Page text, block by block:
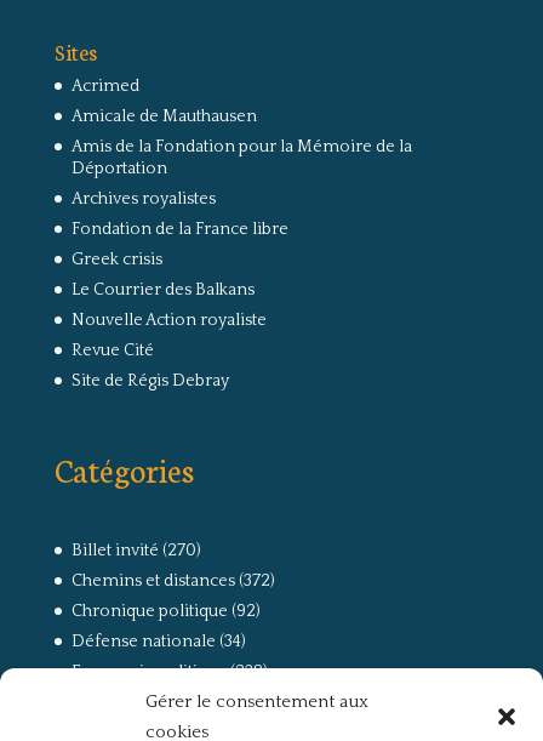
Gérer le consentement aux
cookies
Sites
Acrimed
Amicale de Mauthausen
Amis de la Fondation pour la Mémoire de la
Déportation
Archives royalistes
Fondation de la France libre
Greek crisis
Le Courrier des Balkans
Nouvelle Action royaliste
Revue Cité
Site de Régis Debray
Catégories
Billet invité (270)
Chemins et distances(372)
Chronique politique (92)
Défense nationale (34)
Economie politique(238)
(168)
La guerre, la Résistance et la Déportation